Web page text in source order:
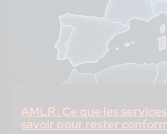
AMLR : Ce que les
savoir pour rester